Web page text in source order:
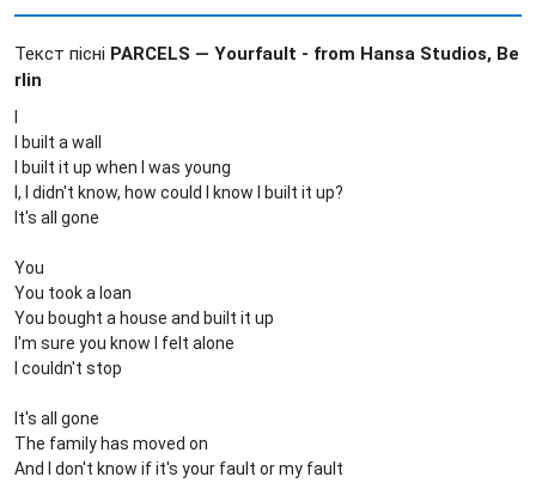
Текст пісні PARCELS — Yourfault - from Hansa Studios, Be
rlin
I built a wall
I built it up when I was young
I, I didn't know, how could I know I built it up?
It's all gone
You
You took a loan
You bought a house and built it up
I'm sure you know I felt alone
I couldn't stop
It's all gone
The family has moved on
And I don't know if it's your fault or my fault